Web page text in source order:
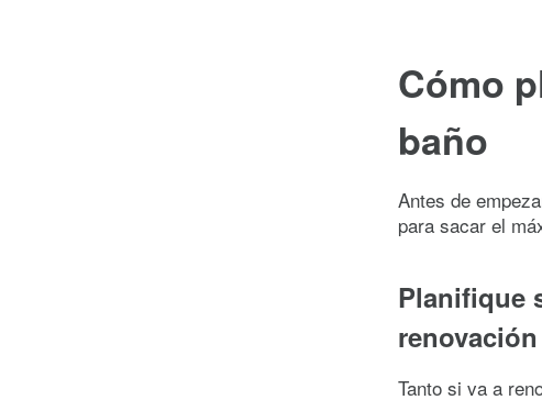
Cómo
baño
Antes de
para sacar el
Planifique
Tanto si va a